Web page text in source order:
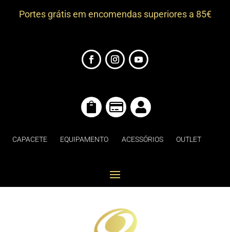
Portes grátis em encomendas superiores a 85€
  
CAPACETE EQUIPAMENTO ACESSÓRIOS OUTLET